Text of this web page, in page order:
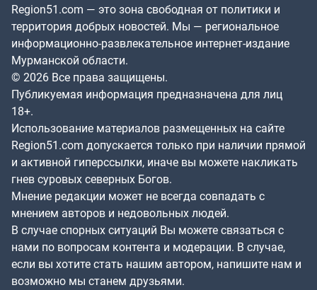
Region51.com — это зона свободная от политики и
территория добрых новостей. Мы — региональное
информационно-развлекательное интернет-издание
Мурманской области.
© 2026 Все права защищены.
Публикуемая информация предназначена для лиц
18+.
Использование материалов размещенных на сайте
Region51.com допускается только при наличии прямой
и активной гиперссылки, иначе вы можете накликать
гнев суровых северных Богов.
Мнение редакции может не всегда совпадать с
мнением авторов и недовольных людей.
В случае спорных ситуаций Вы можете связаться с
нами по вопросам контента и модерации. В случае,
если вы хотите стать нашим автором, напишите нам и
возможно мы станем друзьями.